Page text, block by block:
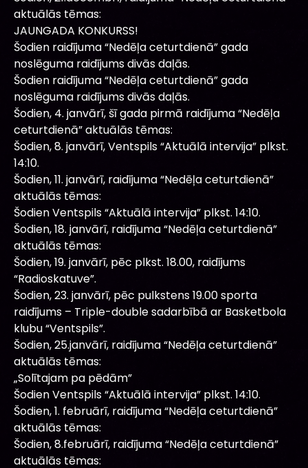
aktuālās tēmas:
JAUNGADA KONKURSS!
Šodien raidījuma “Nedēļa ceturtdienā” gada
noslēguma raidījums divās daļās.
Šodien raidījuma “Nedēļa ceturtdienā” gada
noslēguma raidījums divās daļās.
Šodien, 4. janvārī, šī gada pirmā raidījuma “Nedēļa
ceturtdienā” aktuālās tēmas:
Šodien, 8. janvārī, Ventspils “Aktuālā intervija” plkst.
14:10.
Šodien, 11. janvārī, raidījuma “Nedēļa ceturtdienā”
aktuālās tēmas:
Šodien Ventspils “Aktuālā intervija” plkst. 14:10.
Šodien, 18. janvārī, raidījuma “Nedēļa ceturtdienā”
aktuālās tēmas:
Šodien, 19. janvārī, pēc plkst. 18.00, raidījums
“Radioskatuve”.
Šodien, 23. janvārī, pēc pulkstens 19.00 sporta
raidījums – Triple-double sadarbībā ar Basketbola
klubu “Ventspils”.
Šodien, 25.janvārī, raidījuma “Nedēļa ceturtdienā”
aktuālās tēmas:
„Solītajam pa pēdām”
Šodien Ventspils “Aktuālā intervija” plkst. 14:10.
Šodien, 1. februārī, raidījuma “Nedēļa ceturtdienā”
aktuālās tēmas:
Šodien, 8.februārī, raidījuma “Nedēļa ceturtdienā”
aktuālās tēmas: